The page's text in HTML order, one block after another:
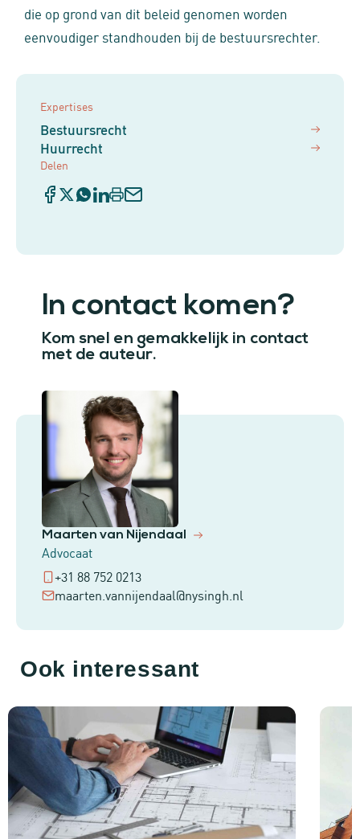
die op grond van dit beleid genomen worden
eenvoudiger standhouden bij de bestuursrechter.
Expertises
Bestuursrecht
Huurrecht
Delen
In contact komen?
Kom snel en gemakkelijk in contact
met de auteur.
Maarten van Nijendaal
Advocaat
+31 88 752 0213
maarten.vannijendaal@nysingh.nl
Ook interessant